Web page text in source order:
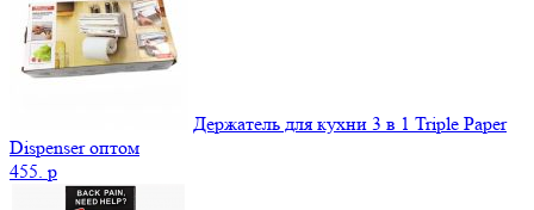
Держатель для кухни 3 в 1 Triple Paper
Dispenser оптом
455. p